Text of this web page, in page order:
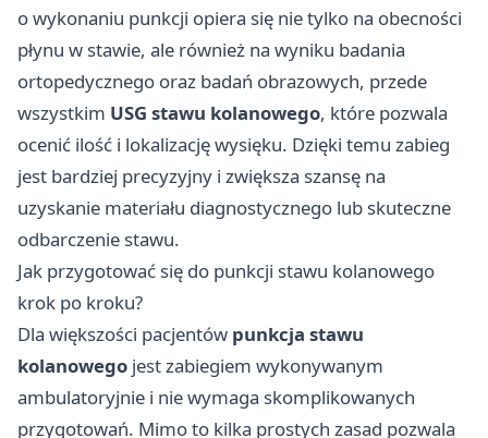
o wykonaniu punkcji opiera się nie tylko na obecności
płynu w stawie, ale również na wyniku badania
ortopedycznego oraz badań obrazowych, przede
wszystkim USG stawu kolanowego, które pozwala
ocenić ilość i lokalizację wysięku. Dzięki temu zabieg
jest bardziej precyzyjny i zwiększa szansę na
uzyskanie materiału diagnostycznego lub skuteczne
odbarczenie stawu.
Jak przygotować się do punkcji stawu kolanowego
krok po kroku?
Dla większości pacjentów punkcja stawu
kolanowego jest zabiegiem wykonywanym
ambulatoryjnie i nie wymaga skomplikowanych
przygotowań. Mimo to kilka prostych zasad pozwala